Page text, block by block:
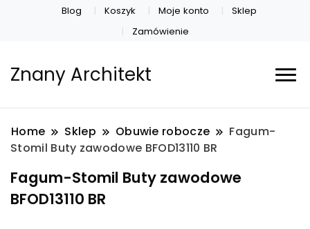
Blog Koszyk Moje konto
Sklep
Zamówienie
Znany Architekt
Home Sklep Obuwie robocze
Fagum-
Stomil Buty zawodowe BFOD13110 BR
Fagum-Stomil Buty zawodowe
BFOD13110 BR